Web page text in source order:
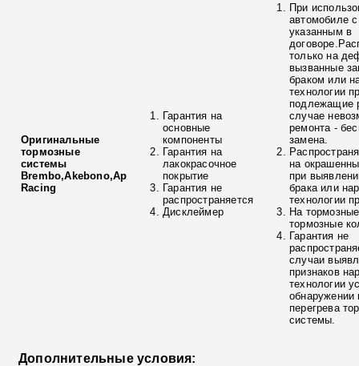
Оригинальные
тормозные
системы
Brembo,Akebono,Ap
Racing
Гарантия на
основные
компоненты
Гарантия на
лакокрасочное
покрытие
Гарантия не
распространяется
Дисклеймер
При
автомобиле
указанным в
только на
вызванные
браком или
технологии
подлежащие
случае
ремонта -
замена.
на
при
брака или
технологии
На
тормозные
Гарантия не
случаи
признаков
технологии
обнаружении
перегрева
системы.
Дополнительные условия: